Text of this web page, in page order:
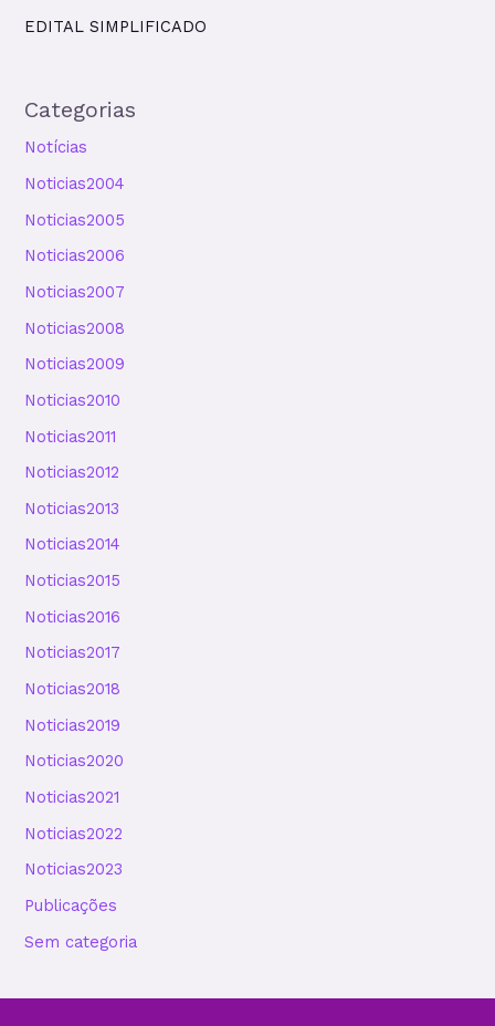
EDITAL SIMPLIFICADO
Categorias
Notícias
Noticias2004
Noticias2005
Noticias2006
Noticias2007
Noticias2008
Noticias2009
Noticias2010
Noticias2011
Noticias2012
Noticias2013
Noticias2014
Noticias2015
Noticias2016
Noticias2017
Noticias2018
Noticias2019
Noticias2020
Noticias2021
Noticias2022
Noticias2023
Publicações
Sem categoria